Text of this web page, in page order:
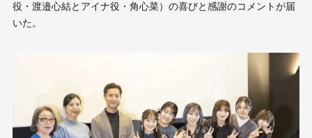
役・渡邉心結とアイナ役・角心菜）の喜びと感謝のコメントが届
いた。